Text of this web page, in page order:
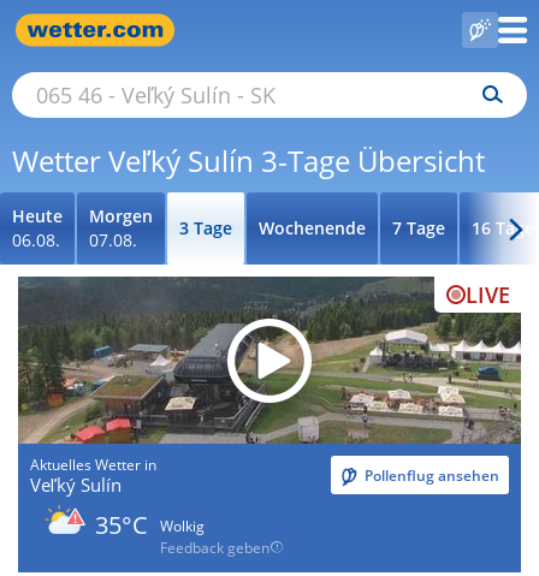
Wetter Veľký Sulín 3-Tage Übersicht
Heute
06.08.
Morgen
07.08.
3 Tage Wochenende 7 Tage 16 Tage
LIVE
Aktuelles Wetter in
Veľký Sulín Pollenflug ansehen
35°C
Wolkig
Feedback geben